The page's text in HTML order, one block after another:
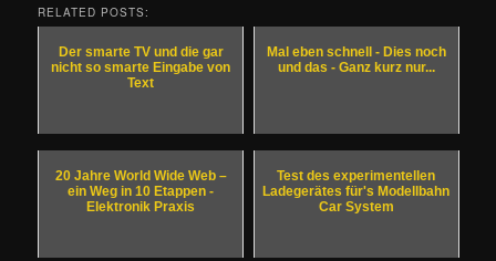
RELATED POSTS:
Der smarte TV und die gar
nicht so smarte Eingabe von
Text
Mal eben schnell - Dies noch
und das - Ganz kurz nur...
20 Jahre World Wide Web –
ein Weg in 10 Etappen -
Elektronik Praxis
Test des experimentellen
Ladegerätes für's Modellbahn
Car System